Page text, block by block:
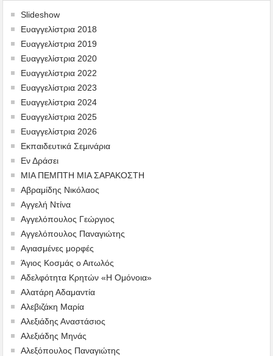
Slideshow
Ευαγγελίστρια 2018
Ευαγγελίστρια 2019
Ευαγγελίστρια 2020
Ευαγγελίστρια 2022
Ευαγγελίστρια 2023
Ευαγγελίστρια 2024
Ευαγγελίστρια 2025
Ευαγγελίστρια 2026
Εκπαιδευτικά Σεμινάρια
Εν Δράσει
ΜΙΑ ΠΕΜΠΤΗ ΜΙΑ ΣΑΡΑΚΟΣΤΗ
Αβραμίδης Νικόλαος
Αγγελή Ντίνα
Αγγελόπουλος Γεώργιος
Αγγελόπουλος Παναγιώτης
Αγιασμένες μορφές
Άγιος Κοσμάς ο Αιτωλός
Αδελφότητα Κρητών «Η Ομόνοια»
Αλατάρη Αδαμαντία
Αλεβιζάκη Μαρία
Αλεξιάδης Αναστάσιος
Αλεξιάδης Μηνάς
Αλεξόπουλος Παναγιώτης